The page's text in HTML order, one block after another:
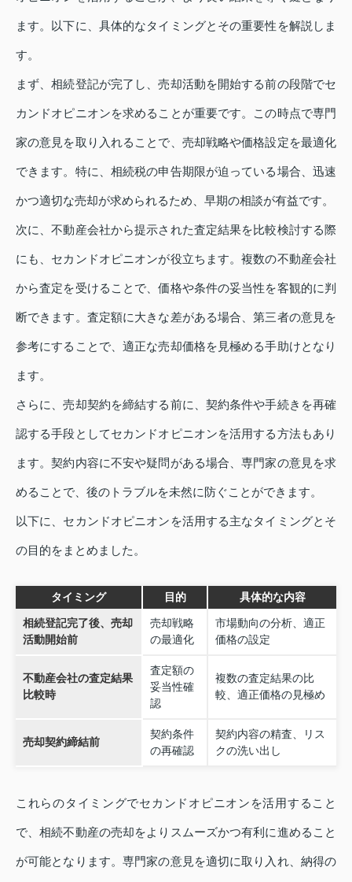
ます。以下に、具体的なタイミングとその重要性を解説しま
す。
まず、相続登記が完了し、売却活動を開始する前の段階でセ
カンドオピニオンを求めることが重要です。この時点で専門
家の意見を取り入れることで、売却戦略や価格設定を最適化
できます。特に、相続税の申告期限が迫っている場合、迅速
かつ適切な売却が求められるため、早期の相談が有益です。
次に、不動産会社から提示された査定結果を比較検討する際
にも、セカンドオピニオンが役立ちます。複数の不動産会社
から査定を受けることで、価格や条件の妥当性を客観的に判
断できます。査定額に大きな差がある場合、第三者の意見を
参考にすることで、適正な売却価格を見極める手助けとなり
ます。
さらに、売却契約を締結する前に、契約条件や手続きを再確
認する手段としてセカンドオピニオンを活用する方法もあり
ます。契約内容に不安や疑問がある場合、専門家の意見を求
めることで、後のトラブルを未然に防ぐことができます。
以下に、セカンドオピニオンを活用する主なタイミングとそ
の目的をまとめました。
タイミング 目的 具体的な内容
相続登記完了後、売却
活動開始前
売却戦略
の最適化
市場動向の分析、適正
価格の設定
不動産会社の査定結果
比較時
査定額の
妥当性確
認
複数の査定結果の比
較、適正価格の見極め
売却契約締結前
契約条件
の再確認
契約内容の精査、リス
クの洗い出し
これらのタイミングでセカンドオピニオンを活用すること
で、相続不動産の売却をよりスムーズかつ有利に進めること
が可能となります。専門家の意見を適切に取り入れ、納得の